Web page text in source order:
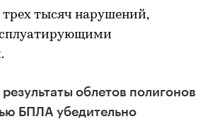
трех тысяч нарушений,
облетов полигонов
БПЛА убедительно